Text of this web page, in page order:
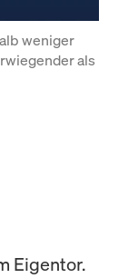
weniger
als
Eigentor.